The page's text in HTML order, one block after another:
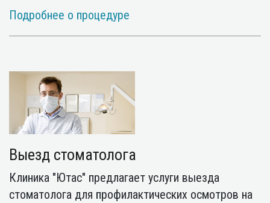
Подробнее о процедуре
Выезд стоматолога
Клиника "Ютас" предлагает услуги выезда
стоматолога для профилактических осмотров на